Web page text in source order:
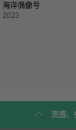
海洋偶像号
2023
灵感、